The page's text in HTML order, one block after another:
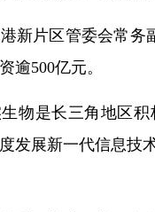
新片区管委会常务
逾500亿元。
物是长三角地区
发展新一代信息技